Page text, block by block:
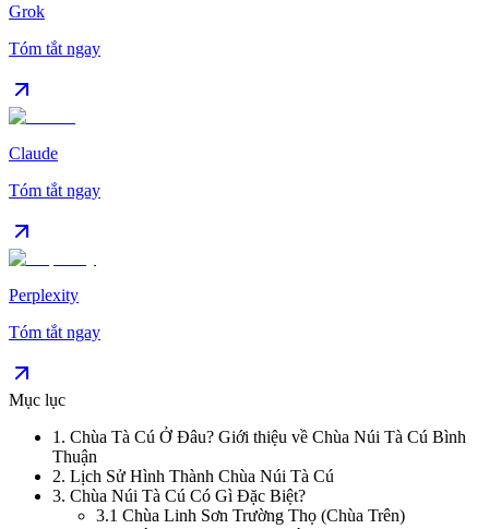
Grok
Tóm tắt ngay
Claude
Tóm tắt ngay
Perplexity
Tóm tắt ngay
Mục lục
1 . Chùa Tà Cú Ở Đâu? Giới thiệu về Chùa Núi Tà Cú Bình
Thuận
2. Lịch Sử Hình Thành Chùa Núi Tà Cú
3. Chùa Núi Tà Cú Có Gì Đặc Biệt?
3.1 Chùa Linh Sơn Trường Thọ (Chùa Trên)